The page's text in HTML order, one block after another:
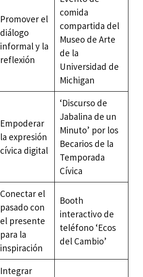
Promover el
diálogo
informal y la
reflexión
comida
compartida del
Museo de Arte
de la
Universidad de
Michigan
Empoderar
la expresión
cívica digital
‘Discurso de
Jabalina de un
Minuto’ por los
Becarios de la
Temporada
Cívica
Conectar el
pasado con
el presente
para la
inspiración
Booth
interactivo de
teléfono ‘Ecos
del Cambio’
Integrar